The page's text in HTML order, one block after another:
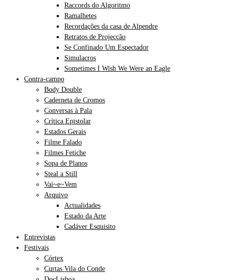
Raccords do Algoritmo
Ramalhetes
Recordações da casa de Alpendre
Retratos de Projecção
Se Confinado Um Espectador
Simulacros
Sometimes I Wish We Were an Eagle
Contra-campo
Body Double
Caderneta de Cromos
Conversas à Pala
Crítica Epistolar
Estados Gerais
Filme Falado
Filmes Fetiche
Sopa de Planos
Steal a Still
Vai~e~Vem
Arquivo
Actualidades
Estado da Arte
Cadáver Esquisito
Entrevistas
Festivais
Córtex
Curtas Vila do Conde